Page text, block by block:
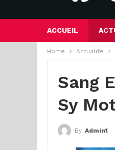
ACCUEIL
Home Actualité
Sang
Sy
By Admin1